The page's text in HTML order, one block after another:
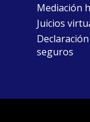
Mediación
Juicios
seguros